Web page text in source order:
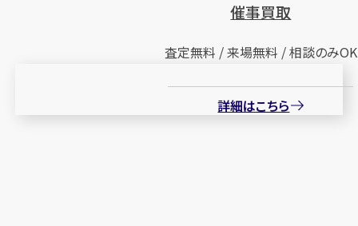
催事買取
査定無料 / 来場無料 / 相談のみOK
詳細はこちら